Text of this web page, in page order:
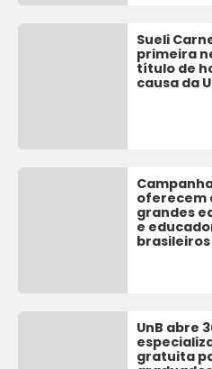
Sueli
primeira
título de
causa da
oferecem
grandes
e
brasileiros
UnB abre
gratuita